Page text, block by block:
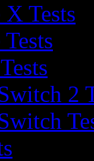
Tests
2